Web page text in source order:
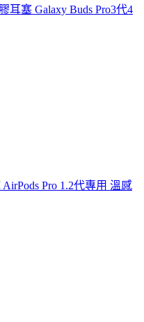
耳塞 Galaxy Buds Pro3代4
Pro 1.2代專用 溫感